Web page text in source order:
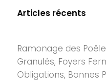
Articles récents
Ramonage des
Granulés, Foyers
Obligations, Bonnes